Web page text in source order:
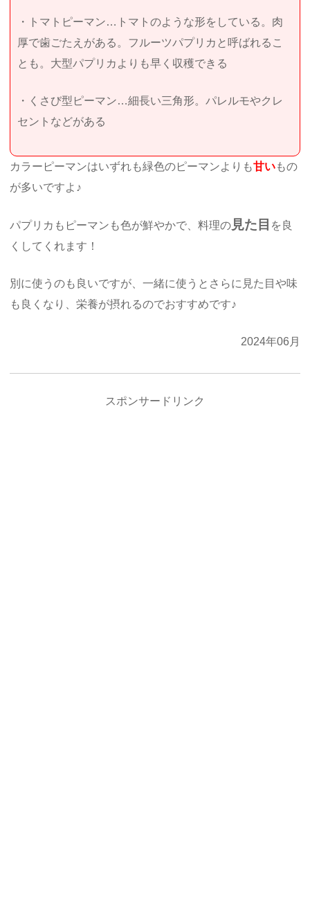
・トマトピーマン…トマトのような形をしている。肉
厚で歯ごたえがある。フルーツパプリカと呼ばれるこ
とも。大型パプリカよりも早く収穫できる
・くさび型ピーマン…細長い三角形。パレルモやクレ
セントなどがある
カラーピーマンはいずれも緑色のピーマンよりも甘いもの
が多いですよ♪
パプリカもピーマンも色が鮮やかで、料理の見た目 を良
くしてくれます！
別に使うのも良いですが、一緒に使うとさらに見た目や味
も良くなり、栄養が摂れるのでおすすめです♪
2024年06月
スポンサードリンク